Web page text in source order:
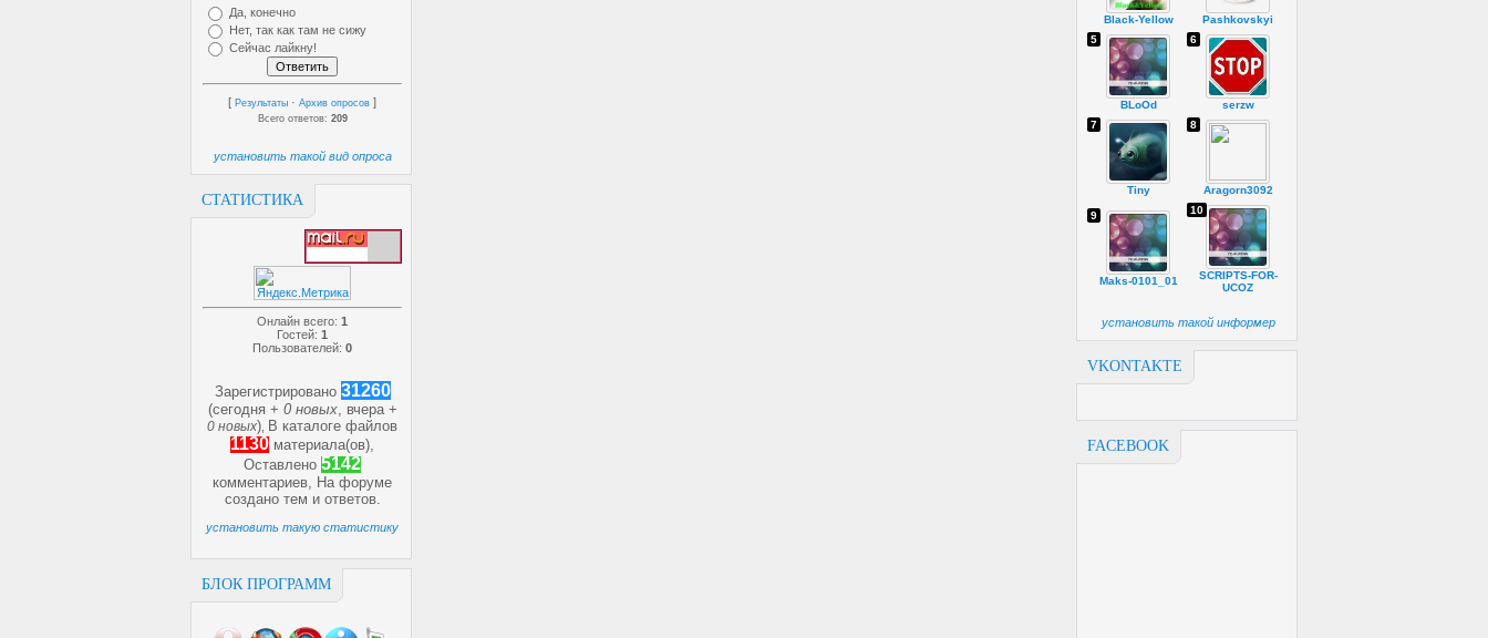
Да, конечно
Нет, так как там не сижу
Сейчас лайкну!
[ Результаты · Архив опросов ]
Всего ответов: 209
установить такой вид опроса
СТАТИСТИКА
Онлайн всего: 1
Гостей: 1
Пользователей: 0
Зарегистрировано 31260
(сегодня + 0 новых, вчера +
0 новых) В каталоге файлов
1130 материала(ов),
Оставлено 5142
комментариев, На форуме
создано тем и ответов.
установить такую статистику
БЛОК ПРОГРАММ
Black-Yellow Pashkovskyi
BLoOd
5
serzw
6
Tiny
7
Aragorn3092
8
Maks-0101_01
9
SCRIPTS-FOR-
UCOZ
10
установить такой информер
VKONTAKTE
FACEBOOK